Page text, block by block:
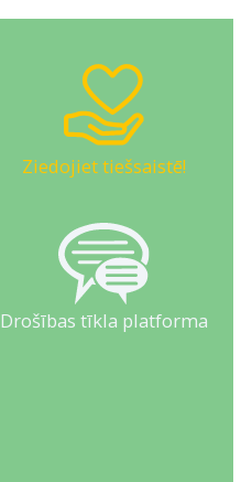
Ziedojiet tiešsaistē!
Drošības tīkla platforma